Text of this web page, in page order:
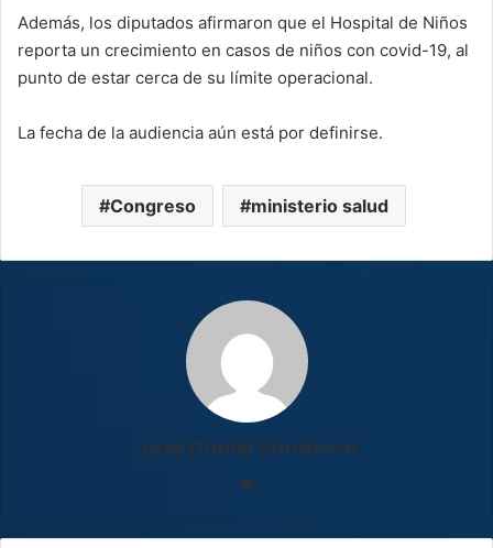
Además, los diputados afirmaron que el Hospital de Niños
reporta un crecimiento en casos de niños con covid-19, al
punto de estar cerca de su límite operacional.
La fecha de la audiencia aún está por definirse.
Congreso ministerio salud
Jose Daniel Sandoval